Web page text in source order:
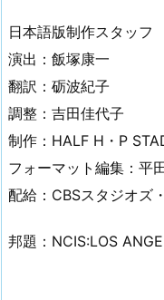
日本語版制作スタッフ
演出：飯塚康一
翻訳：砺波紀子
調整：吉田佳代子
制作：HALF H・P
フォーマット編集：平
配給：CBSスタジオズ
邦題：NCIS:LOS